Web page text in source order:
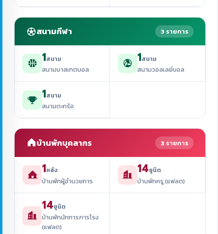
สนามกีฬา 3 รายการ
1สนาม
สนามบาสเกตบอล
1สนาม
สนามวอลเลย์บอล
1สนาม
สนามตะกร้อ
บ้านพักบุคลากร 3 รายการ
1หลัง
บ้านพักผู้อำนวยการ
14ยูนิต
บ้านพักครู (แฟลต)
14ยูนิต
บ้านพักนักการภารโรง
(แฟลต)